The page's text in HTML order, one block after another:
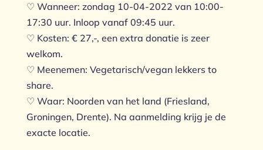
♡ Wanneer: zondag 10-04-2022 van 10:00-
17:30 uur. Inloop vanaf 09:45 uur.
♡ Kosten: € 27,-, een extra donatie is zeer
welkom.
♡ Meenemen: Vegetarisch/vegan lekkers to
share.
♡ Waar: Noorden van het land (Friesland,
Groningen, Drente). Na aanmelding krijg je de
exacte locatie.